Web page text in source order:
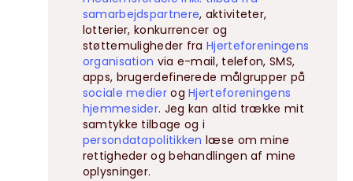
samarbejdspartnere, aktiviteter,
lotterier, konkurrencer og
støttemuligheder fraHjerteforeningens
organisation via e-mail, telefon, SMS,
apps, brugerdefinerede målgrupper på
sociale medierogHjerteforeningens
hjemmesider. Jeg kan altid trække mit
samtykke tilbage og i
persondatapolitikken læse om mine
rettigheder og behandlingen af mine
oplysninger.